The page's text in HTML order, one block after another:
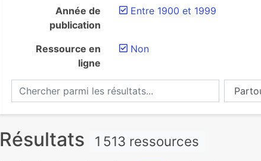
Année de
publication
Entre 1900 et 1999
Ressource en
ligne
Non
Chercher parmi les résultats...
Résultats 1 513 ressources